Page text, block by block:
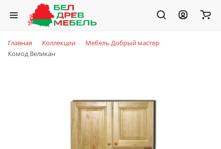
Главная Коллекции
Мебель Добрый мастер
Комод Великан